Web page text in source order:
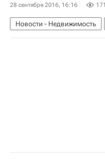
28 сентября 2016, 16:16 171
Новости - Недвижимость
Музеи